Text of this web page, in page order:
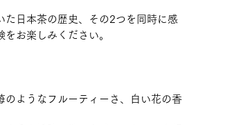
た日本茶の歴史、その2つを同時に感
お楽しみください。
のようなフルーティーさ、白い花の香